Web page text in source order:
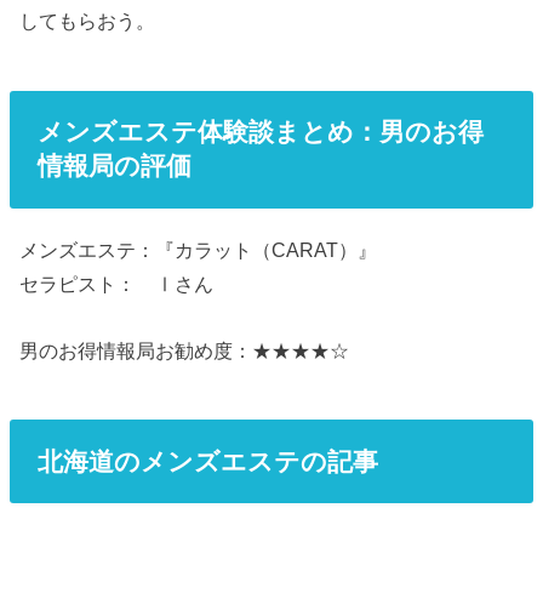
してもらおう。
メンズエステ体験談まとめ：男のお得
情報局の評価
メンズエステ：『カラット（CARAT）』
セラピスト： Ⅰさん
男のお得情報局お勧め度：★★★★☆
北海道のメンズエステの記事